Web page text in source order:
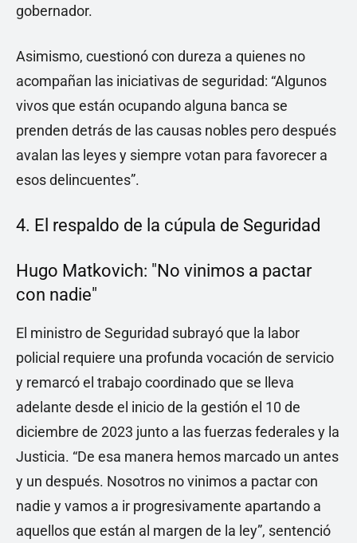
gobernador.
Asimismo, cuestionó con dureza a quienes no
acompañan las iniciativas de seguridad: “Algunos
vivos que están ocupando alguna banca se
prenden detrás de las causas nobles pero después
avalan las leyes y siempre votan para favorecer a
esos delincuentes”.
4. El respaldo de la cúpula de Seguridad
Hugo Matkovich: "No vinimos a pactar
con nadie"
El ministro de Seguridad subrayó que la labor
policial requiere una profunda vocación de servicio
y remarcó el trabajo coordinado que se lleva
adelante desde el inicio de la gestión el 10 de
diciembre de 2023 junto a las fuerzas federales y la
Justicia. “De esa manera hemos marcado un antes
y un después. Nosotros no vinimos a pactar con
nadie y vamos a ir progresivamente apartando a
aquellos que están al margen de la ley”, sentenció